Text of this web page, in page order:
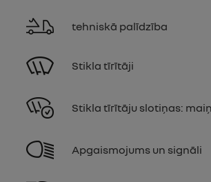
tehniskā palīdzība
Stikla tīrītāji
Stikla tīrītāju slotiņas:
Apgaismojums un signāli